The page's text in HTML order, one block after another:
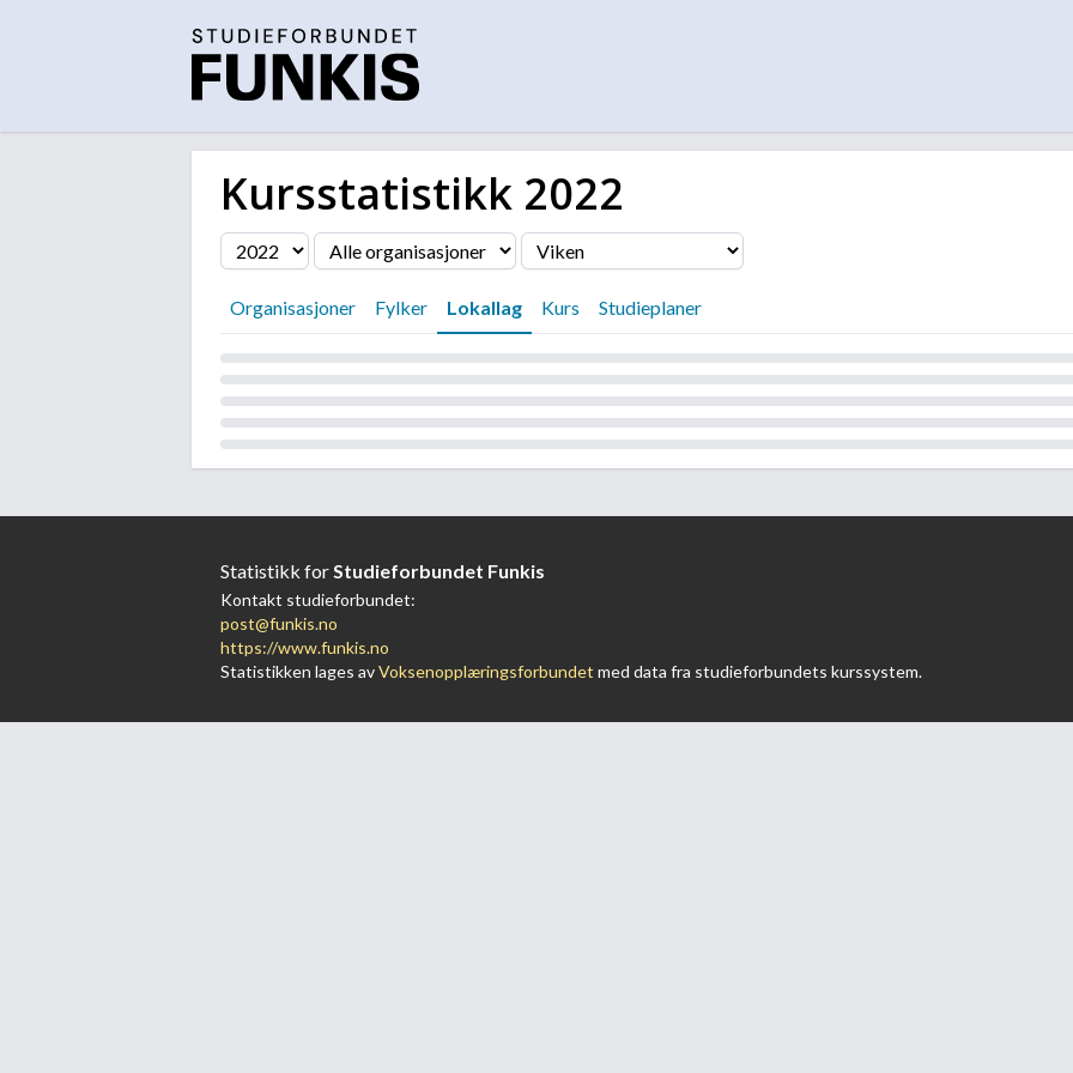
Kursstatistikk 2022
Filter
Organisasjoner Fylker Lokallag Kurs Studieplaner
Statistikk for Studieforbundet Funkis
Kontakt studieforbundet:
post@funkis.no
https://www.funkis.no
Statistikken lages avVoksenopplæringsforbundet med data fra studieforbundets kurssystem.